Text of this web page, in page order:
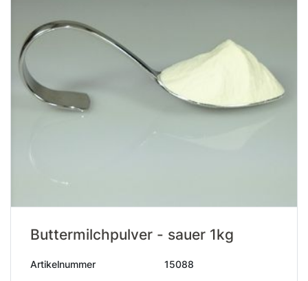
Buttermilchpulver - sauer 1kg
Artikelnummer 15088